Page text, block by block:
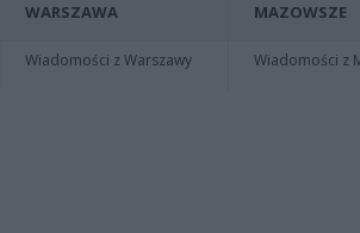
WARSZAWA
Wiadomości z Warszawy
MAZOWSZE
Wiadomości z